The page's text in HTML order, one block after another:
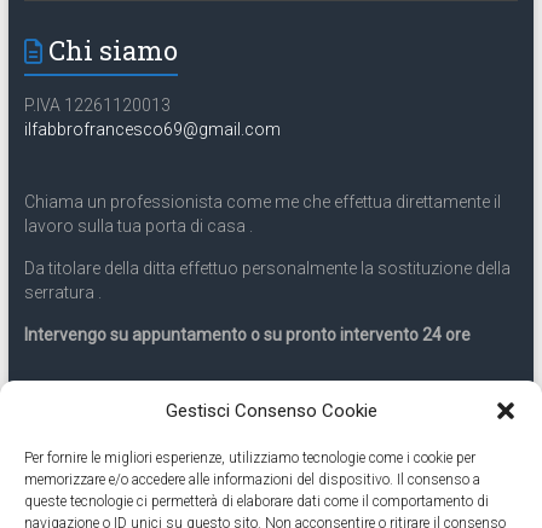
Gestisci Consenso Cookie
Per fornire le migliori esperienze, utilizziamo tecnologie come i cookie per
memorizzare e/o accedere alle informazioni del dispositivo. Il consenso a
queste tecnologie ci permetterà di elaborare dati come il comportamento di
navigazione o ID unici su questo sito. Non acconsentire o ritirare il consenso
Chi siamo
P.IVA 12261120013
ilfabbrofrancesco69@gmail.com
Chiama un professionista come me che effettua direttamente il
lavoro sulla tua porta di casa .
Da titolare della ditta effettuo personalmente la sostituzione della
serratura .
Intervengo su appuntamento o su pronto intervento 24 ore
Servizio 24 ore
Cell331.9899963